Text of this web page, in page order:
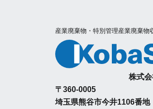
シ
ョ
ン
産業廃棄物・特別管理産業廃棄物
株式
〒360-0005
埼玉県熊谷市今井1106番地